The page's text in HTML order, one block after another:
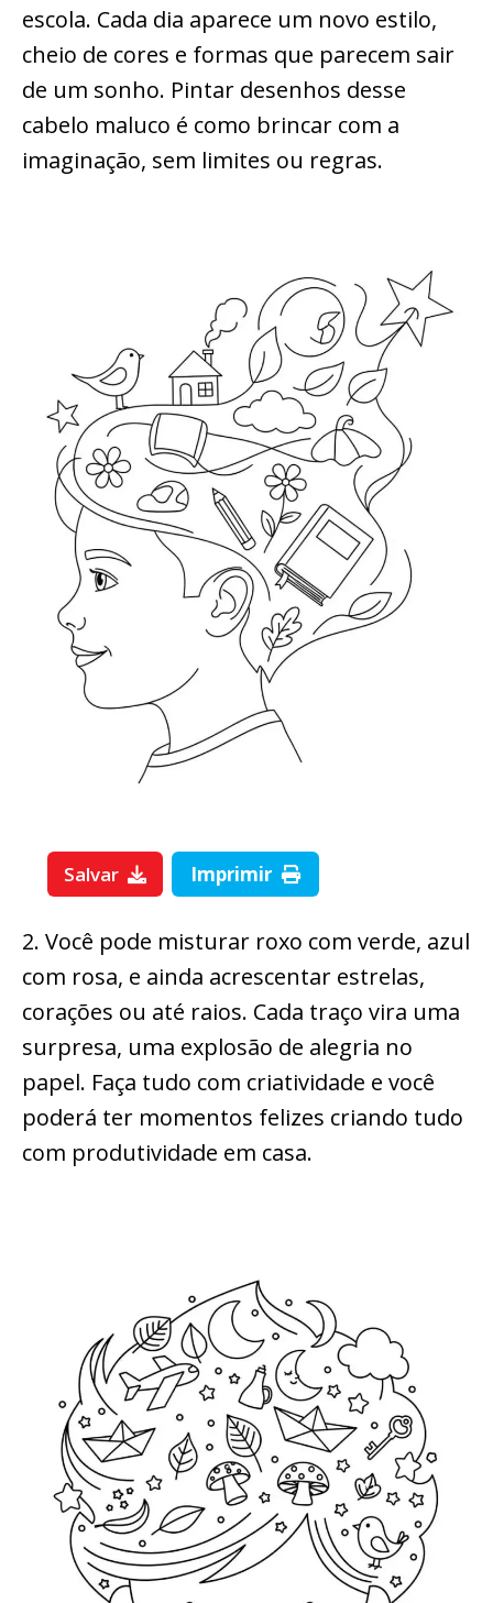
escola. Cada dia aparece um novo estilo,
cheio de cores e formas que parecem sair
de um sonho. Pintar desenhos desse
cabelo maluco é como brincar com a
imaginação, sem limites ou regras.
Salvar Imprimir
2. Você pode misturar roxo com verde, azul
com rosa, e ainda acrescentar estrelas,
corações ou até raios. Cada traço vira uma
surpresa, uma explosão de alegria no
papel. Faça tudo com criatividade e você
poderá ter momentos felizes criando tudo
com produtividade em casa.